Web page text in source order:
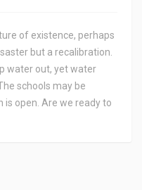
of existence, perhaps
but a recalibration.
water out, yet water
schools may be
is open. Are we ready to